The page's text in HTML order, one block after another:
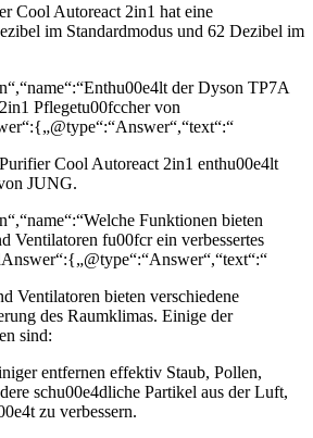
Cool Autoreact 2in1 hat eine
im Standardmodus und 62 Dezibel im
der Dyson TP7A
Pflegetu00fccher von
Cool Autoreact 2in1 enthu00e4lt
JUNG.
Funktionen bieten
Ventilatoren fu00fcr ein verbessertes
Ventilatoren bieten verschiedene
des Raumklimas. Einige der
sind:
entfernen effektiv Staub, Pollen,
schu00e4dliche Partikel aus der Luft,
zu verbessern.